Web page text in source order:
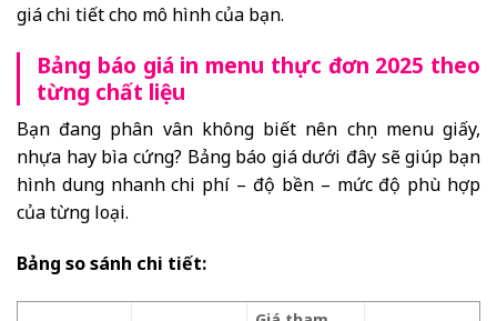
giá chi tiết cho mô hình của bạn.
Bảng báo giá in menu thực đơn 2025 theo
từng chất liệu
Bạn đang phân vân không biết nên chọn menu giấy,
nhựa hay bìa cứng? Bảng báo giá dưới đây sẽ giúp bạn
hình dung nhanh chi phí – độ bền – mức độ phù hợp
của từng loại.
Bảng so sánh chi tiết: